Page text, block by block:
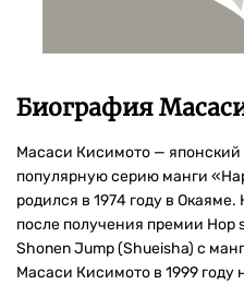
Биография
Масаси Кисимото — японский
популярную серию манги
родился в 1974 году в
после получения премии Hop
Shonen Jump (Shueisha) с
Масаси Кисимото в 1999 году